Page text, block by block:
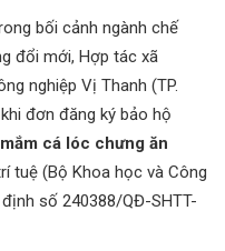
bối cảnh ngành chế
đổi mới, Hợp tác xã
nghiệp Vị Thanh (TP.
đơn đăng ký bảo hộ
cá lóc chưng ăn
tuệ (Bộ Khoa học và Công
số 240388/QĐ-SHTT-